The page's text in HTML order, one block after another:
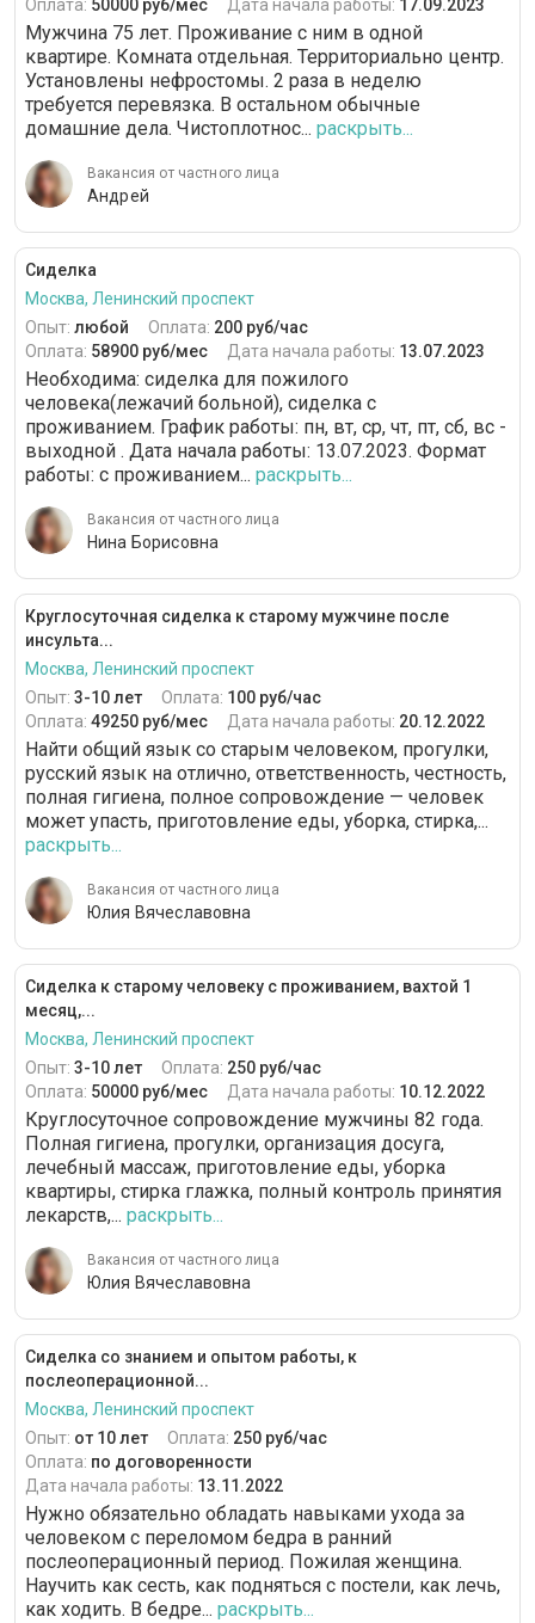
Оплата: 50000 руб/мес Дата начала работы: 17.09.2023
Мужчина 75 лет. Проживание с ним в одной
квартире. Комната отдельная. Территориально центр.
Установлены нефростомы. 2 раза в неделю
требуется перевязка. В остальном обычные
домашние дела. Чистоплотнос... раскрыть...
Вакансия от частного лица
Андрей
Сиделка
Москва, Ленинский проспект
Опыт: любой Оплата: 200 руб/час
Оплата: 58900 руб/мес Дата начала работы: 13.07.2023
Необходима: сиделка для пожилого
человека(лежачий больной), сиделка с
проживанием. График работы: пн, вт, ср, чт, пт, сб, вс -
выходной . Дата начала работы: 13.07.2023. Формат
работы: с проживанием... раскрыть...
Вакансия от частного лица
Нина Борисовна
Круглосуточная сиделка к старому мужчине после
инсульта...
Москва, Ленинский проспект
Опыт: 3-10 лет Оплата: 100 руб/час
Оплата: 49250 руб/мес Дата начала работы: 20.12.2022
Найти общий язык со старым человеком, прогулки,
русский язык на отлично, ответственность, честность,
полная гигиена, полное сопровождение — человек
может упасть, приготовление еды, уборка, стирка,...
раскрыть...
Вакансия от частного лица
Юлия Вячеславовна
Сиделка к старому человеку с проживанием, вахтой 1
месяц,...
Москва, Ленинский проспект
Опыт: 3-10 лет Оплата: 250 руб/час
Оплата: 50000 руб/мес Дата начала работы: 10.12.2022
Круглосуточное сопровождение мужчины 82 года.
Полная гигиена, прогулки, организация досуга,
лечебный массаж, приготовление еды, уборка
квартиры, стирка глажка, полный контроль принятия
лекарств,... раскрыть...
Вакансия от частного лица
Юлия Вячеславовна
Сиделка со знанием и опытом работы, к
послеоперационной...
Москва, Ленинский проспект
Опыт: от 10 лет Оплата: 250 руб/час
Оплата: по договоренности
Дата начала работы: 13.11.2022
Нужно обязательно обладать навыками ухода за
человеком с переломом бедра в ранний
послеоперационный период. Пожилая женщина.
Научить как сесть, как подняться с постели, как лечь,
как ходить. В бедре... раскрыть...